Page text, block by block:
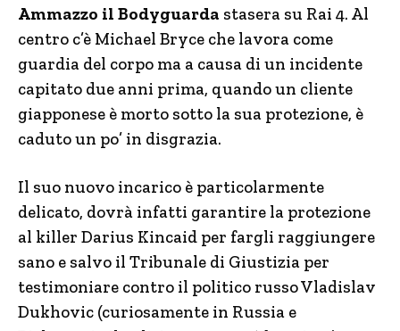
Ammazzo il Bodyguarda stasera su Rai 4. Al
centro c’è Michael Bryce che lavora come
guardia del corpo ma a causa di un incidente
capitato due anni prima, quando un cliente
giapponese è morto sotto la sua protezione, è
caduto un po’ in disgrazia.
Il suo nuovo incarico è particolarmente
delicato, dovrà infatti garantire la protezione
al killer Darius Kincaid per fargli raggiungere
sano e salvo il Tribunale di Giustizia per
testimoniare contro il politico russo Vladislav
Dukhovic (curiosamente in Russia e